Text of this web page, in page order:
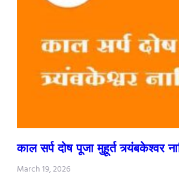
काल सर्प दोष पूजा मुहूर्त त्र्यंबकेश्वर
March 19, 2026